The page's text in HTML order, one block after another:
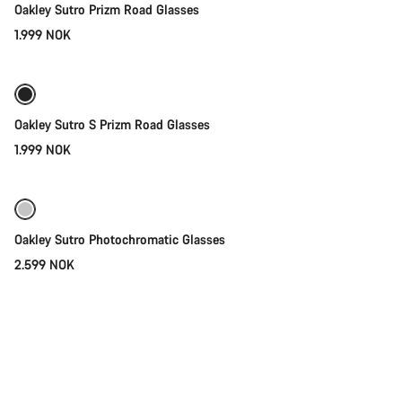
Oakley Sutro Prizm Road Glasses
1.999 NOK
Oakley Sutro S Prizm Road Glasses
1.999 NOK
Oakley Sutro Photochromatic Glasses
2.599 NOK